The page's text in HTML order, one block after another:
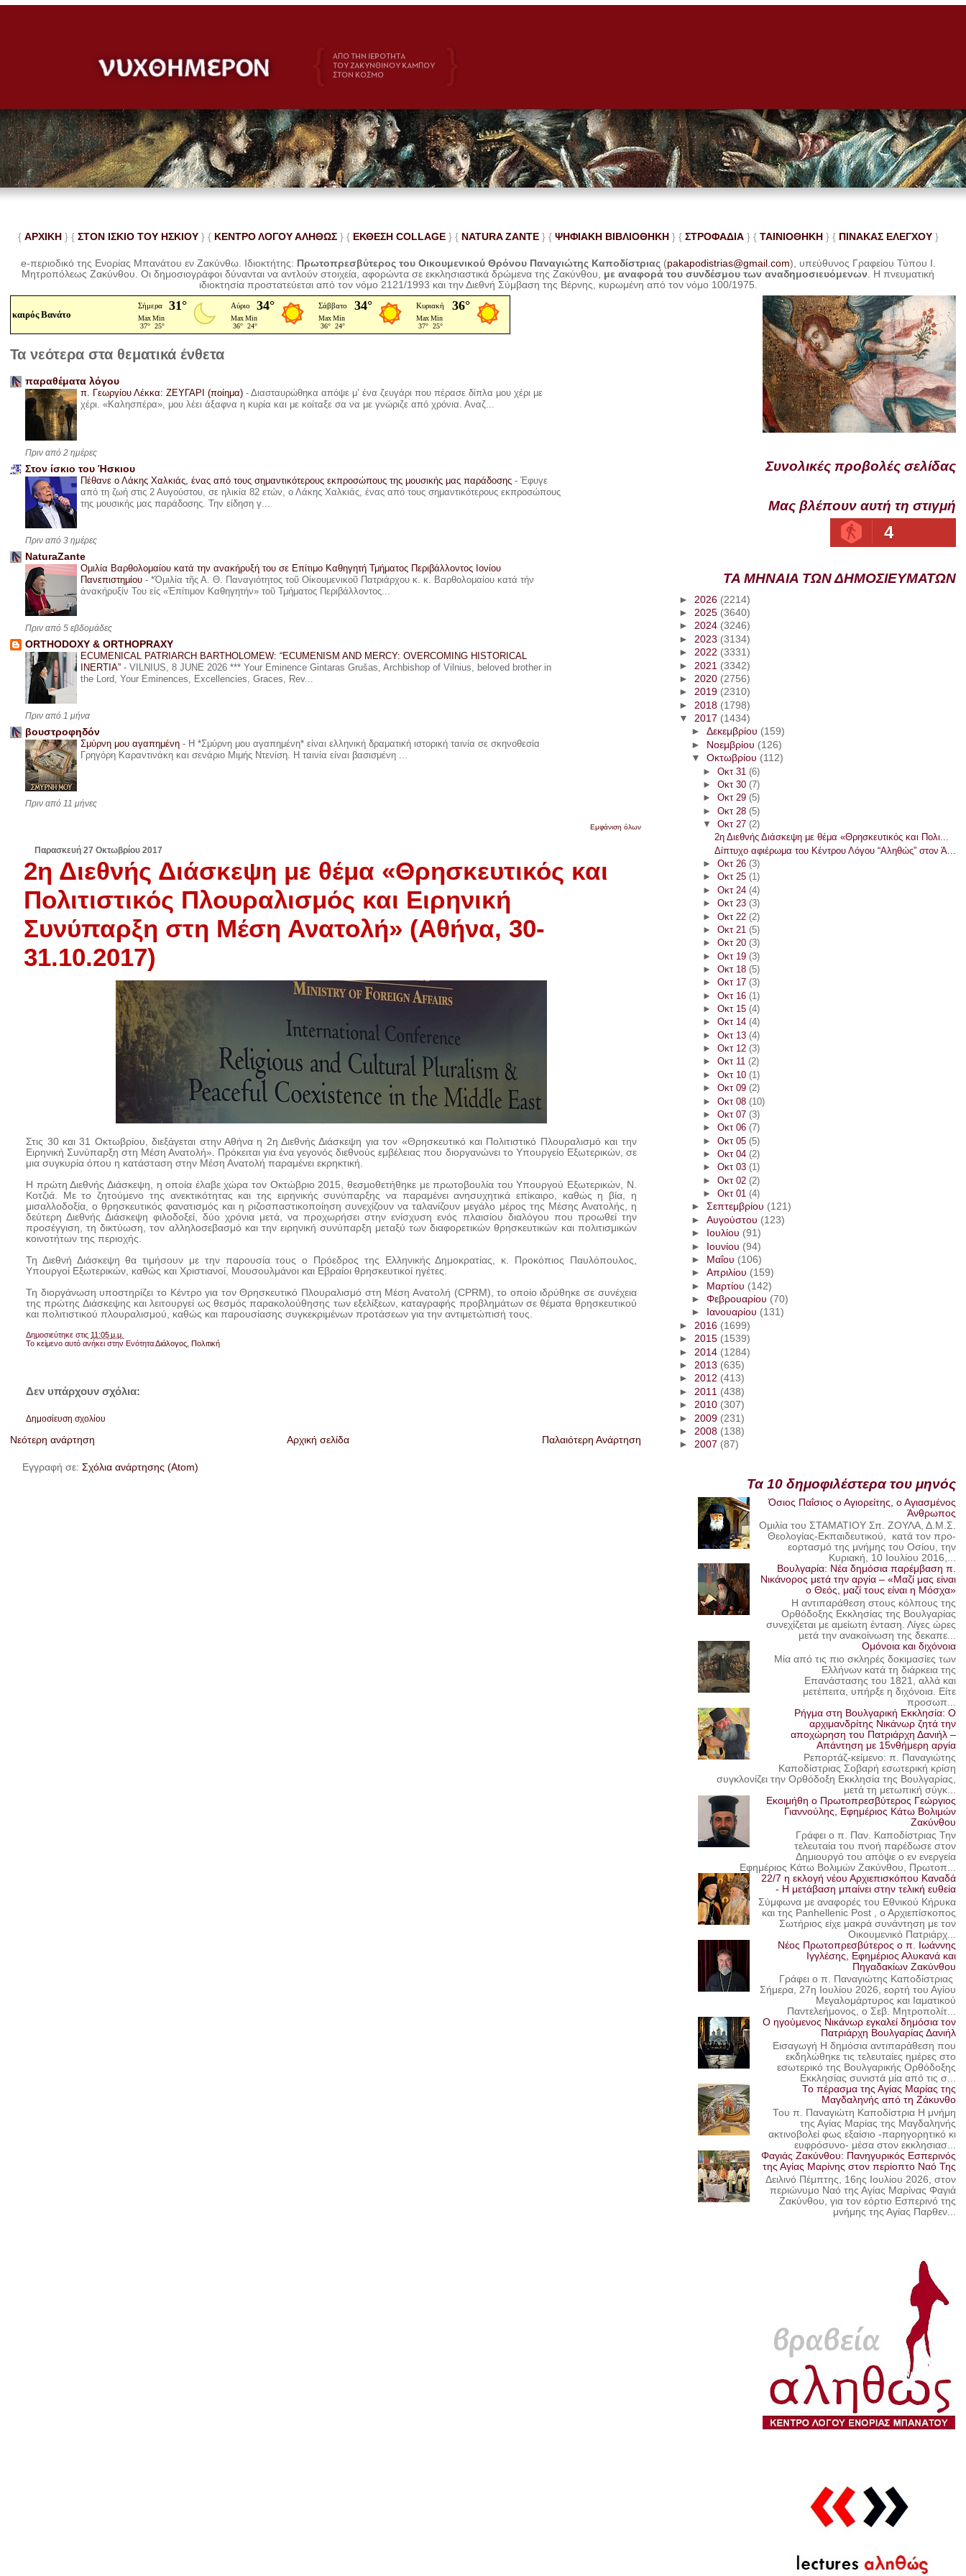
{ ΑΡΧΙΚΗ } { ΣΤΟΝ ΙΣΚΙΟ ΤΟΥ ΗΣΚΙΟΥ } { ΚΕΝΤΡΟ ΛΟΓΟΥ ΑΛΗΘΩΣ } { ΕΚΘΕΣΗ COLLAGE }{ NATURA ZANTE} { ΨΗΦΙΑΚΗ ΒΙΒΛΙΟΘΗΚΗ } { ΣΤΡΟΦΑΔΙΑ } { ΤΑΙΝΙΟΘΗΚΗ } { ΠΙΝΑΚΑΣ ΕΛΕΓΧΟΥ}
e-περιοδικό της Ενορίας Μπανάτου εν Ζακύνθω. Ιδιοκτήτης: Πρωτοπρεσβύτερος του Οικουμενικού Θρόνου Παναγιώτης Καποδίστριας (pakapodistrias@gmail.com), υπεύθυνος Γραφείου Τύπου Ι.
Μητροπόλεως Ζακύνθου.Οι δημοσιογράφοι δύνανται να αντλούν στοιχεία, αφορώντα σε εκκλησιαστικά δρώμενα της Ζακύνθου, με αναφορά του συνδέσμου των αναδημοσιευόμενων . Ηπνευματική
ιδιοκτησία προστατεύεται από τον νόμο 2121/1993 και την Διεθνή Σύμβαση της Βέρνης, κυρωμένη από τον νόμο 100/1975.
καιρός Βανάτο
Τα νεότερα στα θεματικά ένθετα
παραθέματα λόγου
π. Γεωργίου Λέκκα: ΖΕΥΓΑΡΙ (ποίημα) - Διασταυρώθηκα απόψε μ’ ένα ζευγάρι που πέρασε δίπλα μου χέρι με
χέρι. «Καλησπέρα», μου λέει άξαφνα η κυρία και με κοίταξε σα να με γνώριζε από χρόνια. Αναζ...
Πριν από 2 ημέρες
Στον ίσκιο του Ήσκιου
Πέθανε ο Λάκης Χαλκιάς, ένας από τους σημαντικότερους εκπροσώπους της μουσικής μας παράδοσης - Έφυγε
από τη ζωή στις 2 Αυγούστου, σε ηλικία 82 ετών, ο Λάκης Χαλκιάς, ένας από τους σημαντικότερους εκπροσώπους
της μουσικής μας παράδοσης. Την είδηση γ...
Πριν από 3 ημέρες
NaturaZante
Ομιλία Βαρθολομαίου κατά την ανακήρυξή του σε Επίτιμο Καθηγητή Τμήματος Περιβάλλοντος Ιονίου
Πανεπιστημίου - *Ὁμιλία τῆς Α. Θ. Παναγιότητος τοῦ Οἰκουμενικοῦ Πατριάρχου κ. κ. Βαρθολομαίου κατά τήν
ἀνακήρυξίν Του εἰς «Ἐπίτιμον Καθηγητήν» τοῦ Τμήματος Περιβάλλοντος...
Πριν από 5 εβδομάδες
ORTHODOXY & ORTHOPRAXY
ECUMENICAL PATRIARCH BARTHOLOMEW: “ECUMENISM AND MERCY: OVERCOMING HISTORICAL
INERTIA” - VILNIUS, 8 JUNE 2026 *** Your Eminence Gintaras Grušas, Archbishop of Vilnius, beloved brother in
the Lord, Your Eminences, Excellencies, Graces, Rev...
Πριν από 1 μήνα
βουστροφηδόν
Σμύρνη μου αγαπημένη - Η *Σμύρνη μου αγαπημένη* είναι ελληνική δραματική ιστορική ταινία σε σκηνοθεσία
Γρηγόρη Καραντινάκη και σενάριο Μιμής Ντενίση. Η ταινία είναι βασισμένη ...
Πριν από 11 μήνες
Εμφάνιση όλων
Παρασκευή 27 Οκτωβρίου 2017
2η Διεθνής Διάσκεψη με θέμα «Θρησκευτικός και
Πολιτιστικός Πλουραλισμός και Ειρηνική
Συνύπαρξη στη Μέση Ανατολή» (Αθήνα, 30-
31.10.2017)
Στις 30 και 31 Οκτωβρίου, διεξάγεται στην Αθήνα η 2η Διεθνής Διάσκεψη για τον «Θρησκευτικό και Πολιτιστικό Πλουραλισμό και την
Ειρηνική Συνύπαρξη στη Μέση Ανατολή». Πρόκειται για ένα γεγονός διεθνούς εμβέλειας που διοργανώνει το Υπουργείο Εξωτερικών, σε
μια συγκυρία όπου η κατάσταση στην Μέση Ανατολή παραμένει εκρηκτική.
Η πρώτη Διεθνής Διάσκεψη, η οποία έλαβε χώρα τον Οκτώβριο 2015, θεσμοθετήθηκε με πρωτοβουλία του Υπουργού Εξωτερικών, Ν.
Κοτζιά. Με το ζητούμενο της ανεκτικότητας και της ειρηνικής συνύπαρξης να παραμένει ανησυχητικά επίκαιρο, καθώς η βία, η
μισαλλοδοξία, ο θρησκευτικός φανατισμός και η ριζοσπαστικοποίηση συνεχίζουν να ταλανίζουν μεγάλο μέρος της Μέσης Ανατολής, η
δεύτερη Διεθνής Διάσκεψη φιλοδοξεί, δύο χρόνια μετά, να προχωρήσει στην ενίσχυση ενός πλαισίου διαλόγου που προωθεί την
προσέγγιση, τη δικτύωση, τον αλληλοσεβασμό και την ειρηνική συνύπαρξη μεταξύ των διαφορετικών θρησκευτικών και πολιτισμικών
κοινοτήτων της περιοχής.
Τη Διεθνή Διάσκεψη θα τιμήσουν με την παρουσία τους ο Πρόεδρος της Ελληνικής Δημοκρατίας, κ. Προκόπιος Παυλόπουλος,
Υπουργοί Εξωτερικών, καθώς και Χριστιανοί, Μουσουλμάνοι και Εβραίοι θρησκευτικοί ηγέτες.
Τη διοργάνωση υποστηρίζει το Κέντρο για τον Θρησκευτικό Πλουραλισμό στη Μέση Ανατολή (CPRM), το οποίο ιδρύθηκε σε συνέχεια
της πρώτης Διάσκεψης και λειτουργεί ως θεσμός παρακολούθησης των εξελίξεων, καταγραφής προβλημάτων σε θέματα θρησκευτικού
και πολιτιστικού πλουραλισμού, καθώς και παρουσίασης συγκεκριμένων προτάσεων για την αντιμετώπισή τους.
Δημοσιεύτηκε στις 11:05 μ.μ.
Το κείμενο αυτό ανήκει στην ΕνότηταΔιάλογος ,Πολιτική
Δεν υπάρχουν σχόλια:
Δημοσίευση σχολίου
Νεότερη ανάρτηση Παλαιότερη Ανάρτηση
Αρχική σελίδα
Εγγραφή σε:Σχόλια ανάρτησης (Atom)
Συνολικές προβολές σελίδας
Μας βλέπουν αυτή τη στιγμή
4
ΤΑ ΜΗΝΑΙΑ ΤΩΝ ΔΗΜΟΣΙΕΥΜΑΤΩΝ
► 2026 (2214)
► 2025 (3640)
►2024 (3246)
► 2023 (3134)
►2022 (3331)
► 2021 (3342)
► 2020 (2756)
►2019 (2310)
► 2018 (1798)
▼2017 (1434)
► Δεκεμβρίου (159)
►
Νοεμβρίου (126)
▼ Οκτωβρίου (112)
► Οκτ 31 (6)
► Οκτ 30 (7)
► Οκτ 29 (5)
► Οκτ 28 (5)
▼ Οκτ 27 (2)
2η Διεθνής Διάσκεψη με θέμα «Θρησκευτικός και Πολι...
Δίπτυχο αφιέρωμα του Κέντρου Λόγου “Αληθώς” στον Ά...
► Οκτ 26 (3)
► Οκτ 25 (1)
► Οκτ 24 (4)
► Οκτ 23 (3)
► Οκτ 22 (2)
► Οκτ 21 (5)
► Οκτ 20 (3)
► Οκτ 19 (3)
► Οκτ 18 (5)
► Οκτ 17 (3)
► Οκτ 16 (1)
► Οκτ 15 (4)
► Οκτ 14 (4)
► Οκτ 13 (4)
► Οκτ 12 (3)
► Οκτ 11 (2)
► Οκτ 10 (1)
► Οκτ 09 (2)
► Οκτ 08 (10)
► Οκτ 07 (3)
► Οκτ 06 (7)
► Οκτ 05 (5)
► Οκτ 04 (2)
► Οκτ 03 (1)
► Οκτ 02 (2)
► Οκτ 01 (4)
► Σεπτεμβρίου (121)
► Αυγούστου (123)
►
Ιουλίου (91)
► Ιουνίου (94)
►
Μαΐου (106)
► Απριλίου (159)
► Μαρτίου (142)
► Φεβρουαρίου (70)
►
Ιανουαρίου (131)
► 2016 (1699)
►2015 (1539)
► 2014 (1284)
►2013 (635)
►2012 (413)
► 2011 (438)
►2010 (307)
► 2009 (231)
► 2008 (138)
►2007 (87)
Τα 10 δημοφιλέστερα του μηνός
Όσιος Παΐσιος ο Αγιορείτης, ο Αγιασμένος
Άνθρωπος
Ομιλία του ΣΤΑΜΑΤΙΟΥ Σπ. ΖΟΥΛΑ, Δ.Μ.Σ.
Θεολογίας-Εκπαιδευτικού, κατά τον προ-
εορτασμό της μνήμης του Οσίου, την
Κυριακή, 10 Ιουλίου 2016,...
Βουλγαρία: Νέα δημόσια παρέμβαση π.
Νικάνορος μετά την αργία – «Μαζί μας είναι
ο Θεός, μαζί τους είναι η Μόσχα»
Η αντιπαράθεση στους κόλπους της
Ορθόδοξης Εκκλησίας της Βουλγαρίας
συνεχίζεται με αμείωτη ένταση. Λίγες ώρες
μετά την ανακοίνωση της δεκαπε...
Ομόνοια και διχόνοια
Μία από τις πιο σκληρές δοκιμασίες των
Ελλήνων κατά τη διάρκεια της
Επανάστασης του 1821, αλλά και
μετέπειτα, υπήρξε η διχόνοια. Είτε
προσωπ...
Ρήγμα στη Βουλγαρική Εκκλησία: Ο
αρχιμανδρίτης Νικάνωρ ζητά την
αποχώρηση του Πατριάρχη Δανιήλ –
Απάντηση με 15νθήμερη αργία
Ρεπορτάζ-κείμενο: π. Παναγιώτης
Καποδίστριας Σοβαρή εσωτερική κρίση
συγκλονίζει την Ορθόδοξη Εκκλησία της Βουλγαρίας,
μετά τη μετωπική σύγκ...
Εκοιμήθη ο Πρωτοπρεσβύτερος Γεώργιος
Γιαννούλης, Εφημέριος Κάτω Βολιμών
Ζακύνθου
Γράφει ο π. Παν. Καποδίστριας Την
τελευταία του πνοή παρέδωσε στον
Δημιουργό του απόψε ο εν ενεργεία
Εφημέριος Κάτω Βολιμών Ζακύνθου, Πρωτοπ...
22/7 η εκλογή νέου Αρχιεπισκόπου Καναδά
- Η μετάβαση μπαίνει στην τελική ευθεία
Σύμφωνα με αναφορές του Εθνικού Κήρυκα
και της Panhellenic Post , ο Αρχιεπίσκοπος
Σωτήριος είχε μακρά συνάντηση με τον
Οικουμενικό Πατριάρχ...
Νέος Πρωτοπρεσβύτερος ο π. Ιωάννης
Ιγγλέσης, Εφημέριος Αλυκανά και
Πηγαδακίων Ζακύνθου
Γράφει ο π. Παναγιώτης Καποδίστριας
Σήμερα, 27η Ιουλίου 2026, εορτή του Αγίου
Μεγαλομάρτυρος και Ιαματικού
Παντελεήμονος, ο Σεβ. Μητροπολίτ...
Ο ηγούμενος Νικάνωρ εγκαλεί δημόσια τον
Πατριάρχη Βουλγαρίας Δανιήλ
Εισαγωγή Η δημόσια αντιπαράθεση που
εκδηλώθηκε τις τελευταίες ημέρες στο
εσωτερικό της Βουλγαρικής Ορθόδοξης
Εκκλησίας συνιστά μία από τις σ...
Το πέρασμα της Αγίας Μαρίας της
Μαγδαληνής από τη Ζάκυνθο
Του π. Παναγιώτη Καποδίστρια Η μνήμη
της Αγίας Μαρίας της Μαγδαληνής
ακτινοβολεί φως εξαίσιο -παρηγορητικό κι
ευφρόσυνο- μέσα στον εκκλησιασ...
Φαγιάς Ζακύνθου: Πανηγυρικός Εσπερινός
της Αγίας Μαρίνης στον περίοπτο Ναό Της
Δειλινό Πέμπτης, 16ης Ιουλίου 2026, στον
περιώνυμο Ναό της Αγίας Μαρίνας Φαγιά
Ζακύνθου, για τον εόρτιο Εσπερινό της
μνήμης της Αγίας Παρθεν...